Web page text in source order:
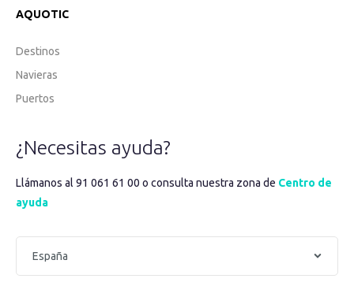
AQUOTIC
Destinos
Navieras
Puertos
¿Necesitas ayuda?
Llámanos al 91 061 61 00 o consulta nuestra zona de Centro de
ayuda